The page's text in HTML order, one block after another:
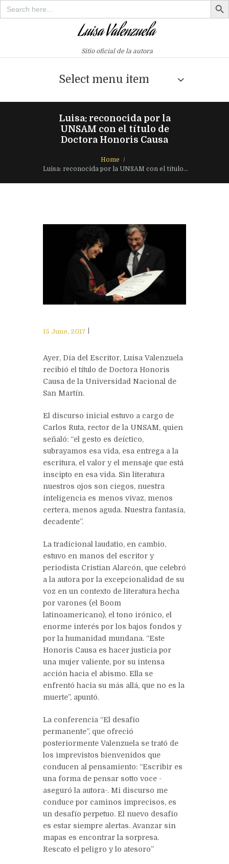
Search
for:
Sitio oficial de la autora
Select menu item
Luisa: reconocida por la
UNSAM con el título de
Doctora Honoris Causa
Home
Luisa: reconocida por la UNSAM con el título...
15 June, 2017
Ayer, Día del Escritor, Luisa Valenzuela
recibió el título de Doctora Honoris
Causa de la Universidad Nacional de
San Martín.
El discurso inicial estuvo a cargo de
Carlos Ruta, rector de la UNSAM, quien
señaló: “el gesto es deíctico,
subrayamos esa vida, esa entrega a la
escritura, el valor y el mensaje que está
inscipto en esa vida. Sin literatura
nuestros ojos son ciegos, nuestra
inteligencia es menos vivaz, menos
certera, menos aguda. Nuestra fantasía,
decadente”.
La tradicional laudatio, en cambio,
estuvo en manos del escritor y
periodista Cristian Alarcón, que celebró
a la autora por la excepcionalidad de su
voz en un contexto de literatura hecha
por varones (el Boom
latinoamericano), el tono irónico, el
enorme interés por los bajos fondos y
por la humanidad mundana. “Este
Honoris Causa es hacer justicia por
una mujer valiente, por su intensa
acción hacia el abismo. Ella se
enfrentó hacia su más allá, que no es la
muerte”, apuntó.
La conferencia “El desafío
permanente”, que ofreció
posteriormente Valenzuela se trató de
los imprevistos bienvenidos que
conducen al pensamiento: “Escribir es
una forma de pensar sotto voce -
aseguró la autora-. Mi discurso me
conduce por caminos imprecisos, es
un desafío perpetuo. El nuevo desafío
es estar siempre alertas. Avanzar sin
mapas es encontrar la sorpresa.
Rescato el peligro y lo atesoro”